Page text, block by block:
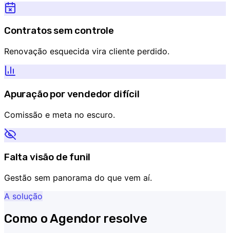
Contratos sem controle
Renovação esquecida vira cliente perdido.
Apuração por vendedor difícil
Comissão e meta no escuro.
Falta visão de funil
Gestão sem panorama do que vem aí.
A solução
Como o Agendor resolve